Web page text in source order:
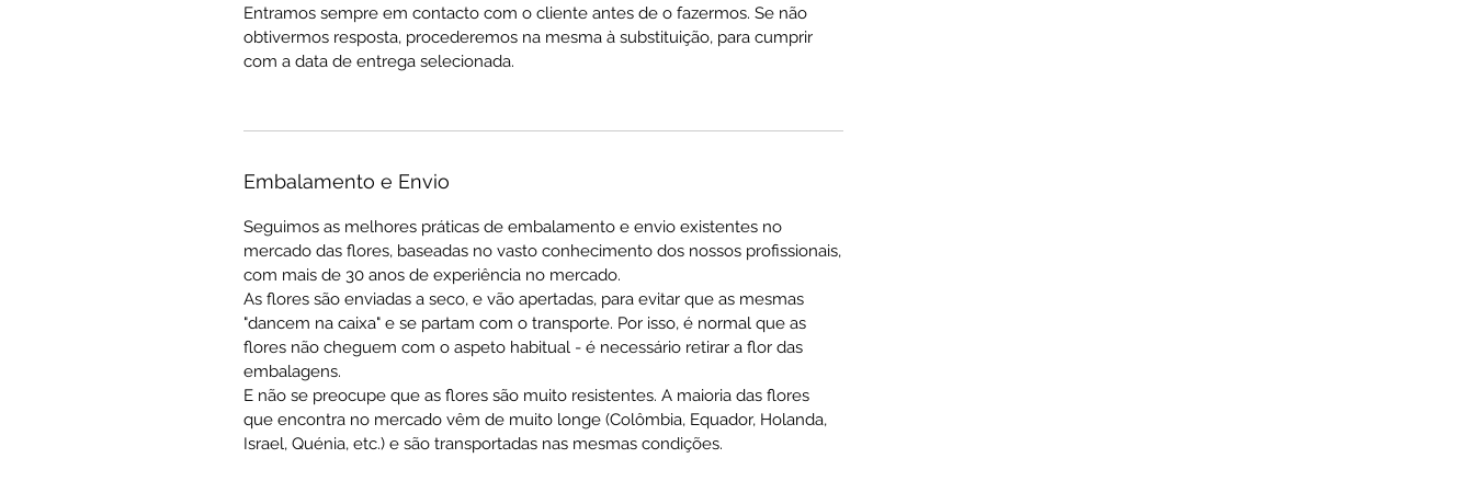
Entramos sempre em contacto com o cliente antes de o fazermos. Se não
obtivermos resposta, procederemos na mesma à substituição, para cumprir
com a data de entrega selecionada.
Embalamento e Envio
Seguimos as melhores práticas de embalamento e envio existentes no
mercado das flores, baseadas no vasto conhecimento dos nossos profissionais,
com mais de 30 anos de experiência no mercado.
As flores são enviadas a seco, e vão apertadas, para evitar que as mesmas
"dancem na caixa" e se partam com o transporte. Por isso, é normal que as
flores não cheguem com o aspeto habitual - é necessário retirar a flor das
embalagens.
E não se preocupe que as flores são muito resistentes. A maioria das flores
que encontra no mercado vêm de muito longe (Colômbia, Equador, Holanda,
Israel, Quénia, etc.) e são transportadas nas mesmas condições.